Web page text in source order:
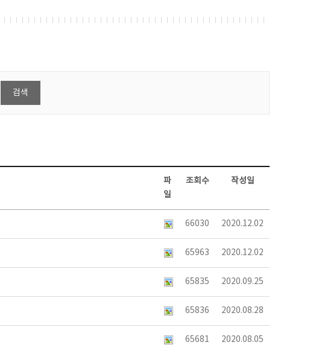
파
일
조회수 작성일
66030 2020.12.02
65963 2020.12.02
65835 2020.09.25
65836 2020.08.28
65681 2020.08.05